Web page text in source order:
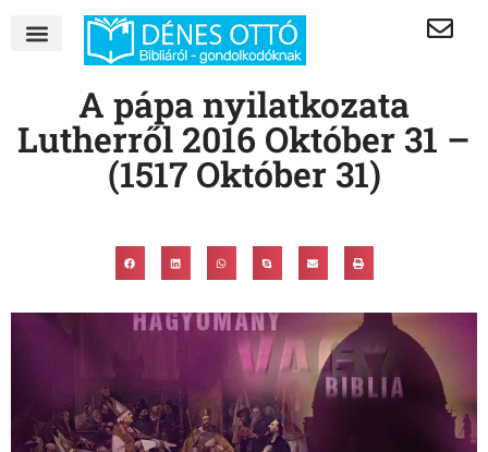
A pápa nyilatkozata
Lutherről 2016 Október 31 –
(1517 Október 31)